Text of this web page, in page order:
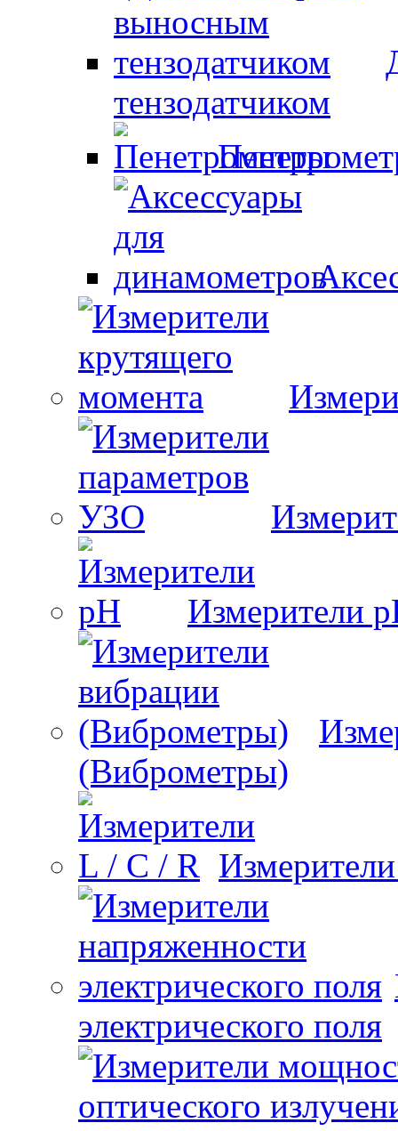
тензодатчиком
Измерители
(Виброметры)
электрического поля